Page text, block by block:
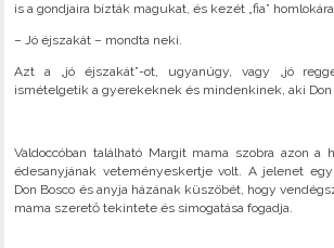
is a gondjaira bízták magukat, és kezét „fia”
– Jó éjszakát – mondta neki.
Azt a „jó éjszakát”-ot, ugyanúgy, vagy „jó
ismételgetik a gyerekeknek és mindenkinek, aki Don
Valdoccóban található Margit mama szobra azon a
édesanyjának veteményeskertje volt. A jelenet
Don Bosco és anyja házának küszöbét, hogy
mama szerető tekintete és simogatása fogadja.